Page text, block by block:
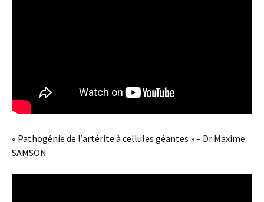
« Pathogénie de l’artérite à cellules géantes » – Dr Maxime
SAMSON